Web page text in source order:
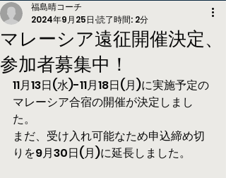
マレーシア遠征開催決定、
参加者募集中！
福島晴コーチ
2024年9月25日 読了時間: 2分
11月13日(水)-11月18日(月)に実施予定の
マレーシア合宿の開催が決定しまし
た。
まだ、受け入れ可能なため申込締め切
りを9月30日(月)に延長しました。